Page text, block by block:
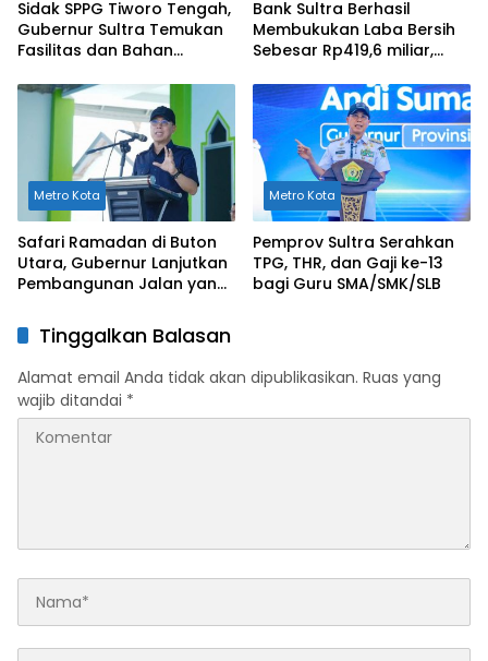
Sidak SPPG Tiworo Tengah,
Gubernur Sultra Temukan
Fasilitas dan Bahan
Standar
Bank Sultra Berhasil
Membukukan Laba Bersih
Sebesar Rp419,6 miliar,
Capaian Tahun 2024
Metro Kota
Safari Ramadan di Buton
Utara, Gubernur Lanjutkan
Pembangunan Jalan yang
Metro Kota
Pemprov Sultra Serahkan
TPG, THR, dan Gaji ke-13
bagi Guru SMA/SMK/SLB
Tinggalkan Balasan
Alamat email Anda tidak akan dipublikasikan. Ruas yang
wajib ditandai *